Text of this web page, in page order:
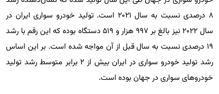
۸ درصدی نسبت به سال ۲۰۲۱ است. تولید خودرو سواری ایران در
سال ۲۰۲۲ نیز بالغ بر ۹۹۷ هزار و ۵۱۹ دستگاه بوده که این رقم با رشد
۱۹ درصدی نسبت به سال قبل از آن مواجه شده است. بر این اساس
رشد تولید خودرو سواری در ایران بیش از ۲ برابر متوسط رشد تولید
خودروهای سواری در جهان بوده است.